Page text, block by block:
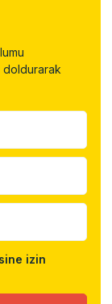
doldurarak
izin